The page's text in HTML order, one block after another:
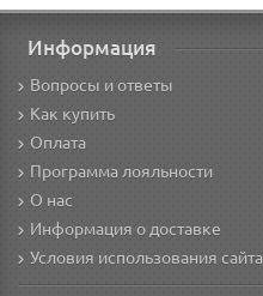
Информация
Вопросы и ответы
Как купить
Оплата
Программа лояльности
О нас
Информация о доставке
Условия использования сайта